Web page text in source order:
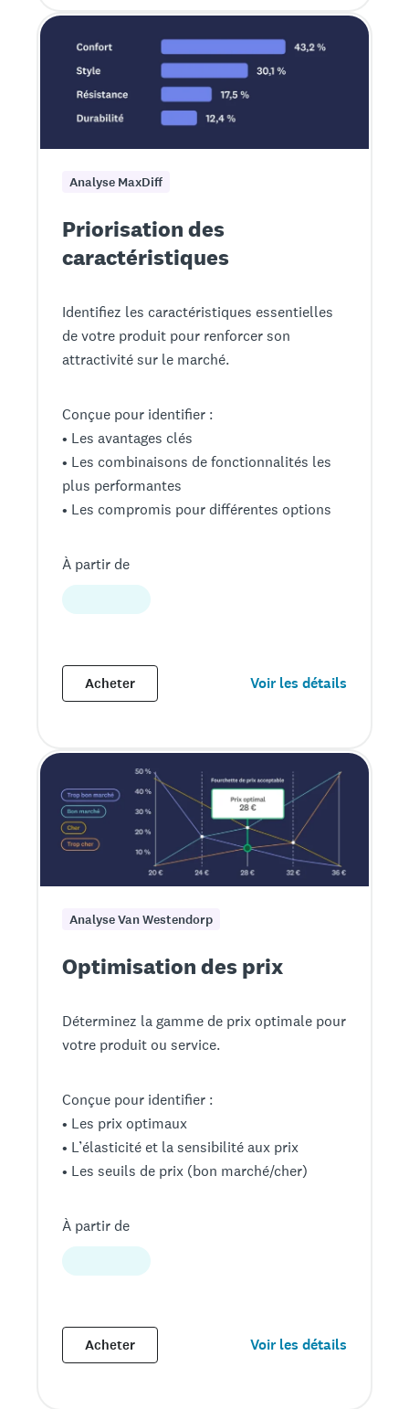
Analyse MaxDiff
Priorisation des
caractéristiques
Identifiez les caractéristiques essentielles
de votre produit pour renforcer son
attractivité sur le marché.
Conçue pour identifier :
• Les avantages clés
• Les combinaisons de fonctionnalités les
plus performantes
• Les compromis pour différentes options
À partir de
Acheter Voir les détails
Analyse Van Westendorp
Optimisation des prix
Déterminez la gamme de prix optimale pour
votre produit ou service.
Conçue pour identifier :
• Les prix optimaux
• L’élasticité et la sensibilité aux prix
• Les seuils de prix (bon marché/cher)
À partir de
Acheter Voir les détails